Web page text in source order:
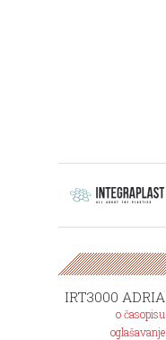
IRT3000 ADRIA
o časopisu
oglašavanje